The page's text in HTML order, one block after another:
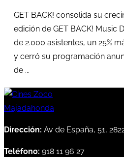
GET BACK! consolida su
edición de GET BACK! Music
de 2.000 asistentes, un 25%
y cerró su programación
de ...
Dirección: Av de España, 51,
Teléfono: 918 11 96 27